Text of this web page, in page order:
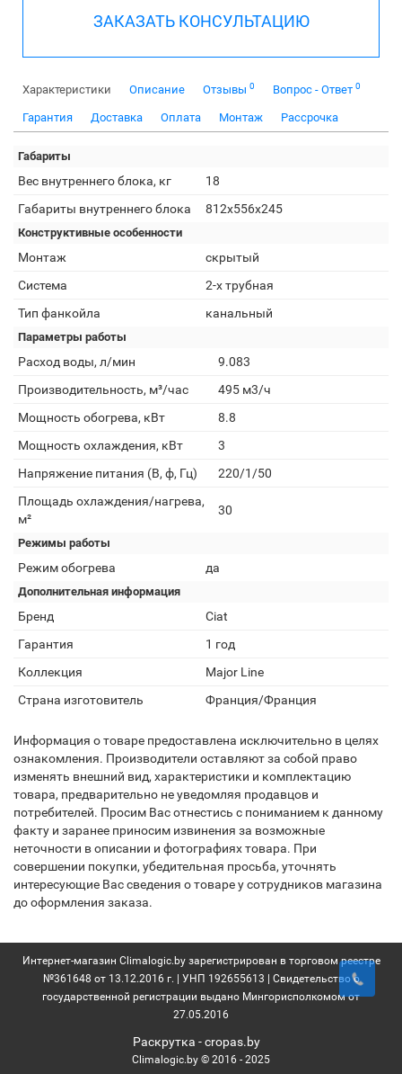
ЗАКАЗАТЬ КОНСУЛЬТАЦИЮ
Характеристики Описание Отзывы 0 Вопрос - Ответ 0
Гарантия Доставка Оплата Монтаж Рассрочка
Габариты
Вес внутреннего блока, кг
18
Габариты внутреннего блока
812x556x245
Конструктивные особенности
Монтаж
скрытый
Система
2-х трубная
Тип фанкойла
канальный
Параметры работы
Расход воды, л/мин
9.083
Производительность, м³/час
495 м3/ч
Мощность обогрева, кВт
8.8
Мощность охлаждения, кВт
3
Напряжение питания (В, ф, Гц)
220/1/50
Площадь охлаждения/нагрева,
м²
30
Режимы работы
Режим обогрева да
Дополнительная информация
Бренд
Ciat
Гарантия
1 год
Коллекция
Major Line
Страна изготовитель
Франция/Франция
Информация о товаре предоставлена исключительно в целях
ознакомления. Производители оставляют за собой право
изменять внешний вид, характеристики и комплектацию
товара, предварительно не уведомляя продавцов и
потребителей. Просим Вас отнестись с пониманием к данному
факту и заранее приносим извинения за возможные
неточности в описании и фотографиях товара. При
совершении покупки, убедительная просьба, уточнять
интересующие Вас сведения о товаре у сотрудников магазина
до оформления заказа.
Интернет-магазин Climalogic.by зарегистрирован в торговом реестре
№361648 от 13.12.2016 г. | УНП 192655613 | Свидетельство о
государственной регистрации выдано Мингорисполкомом от
27.05.2016
Раскрутка -cropas.by
Climalogic.by © 2016 - 2025